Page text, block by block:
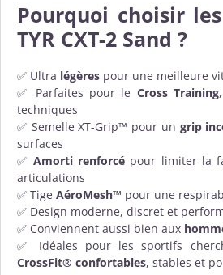
Pourquoi choisir
TYR CXT-2 Sand ?
✅ Ultra légères pour une meilleure
✅ Parfaites pour le Cross Training
techniques
✅ Semelle XT-Grip™ pour un grip
surfaces
✅Amorti renforcé pour limiter la
articulations
✅ Tige AéroMesh™ pour une
✅ Design moderne, discret et
✅ Conviennent aussi bien aux
✅ Idéales pour les sportifs
CrossFit® confortables, stables et